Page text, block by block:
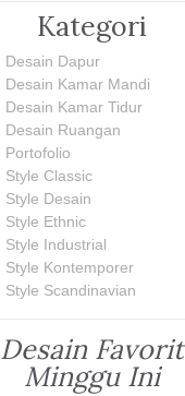
Kategori
Desain Dapur
Desain Kamar Mandi
Desain Kamar Tidur
Desain Ruangan
Portofolio
Style Classic
Style Desain
Style Ethnic
Style Industrial
Style Kontemporer
Style Scandinavian
Desain Favorit
Minggu Ini